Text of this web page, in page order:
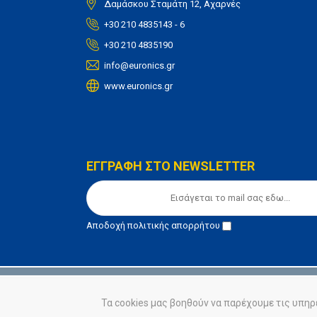
Δαμάσκου Σταμάτη 12, Αχαρνές
+30 210 4835143 - 6
+30 210 4835190
info@euronics.gr
www.euronics.gr
ΕΓΓΡΑΦΗ ΣΤΟ NEWSLETTER
Αποδοχήπολιτικής απορρήτου
Τα cookies μας βοηθούν να παρέχουμε τις